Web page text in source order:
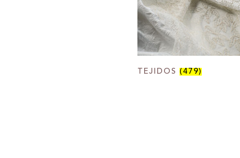
TEJIDOS (479)